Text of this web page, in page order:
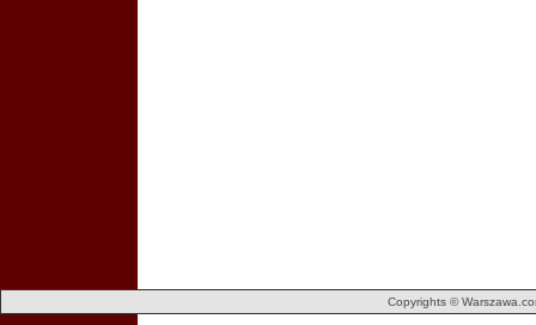
Copyrights ©